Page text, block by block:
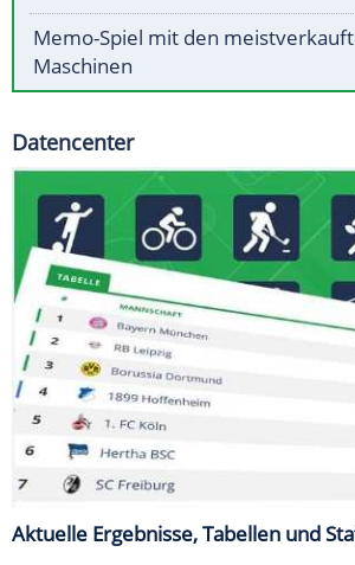
Memo-Spiel mit den
Maschinen
Datencenter
Aktuelle Ergebnisse, Tabellen und